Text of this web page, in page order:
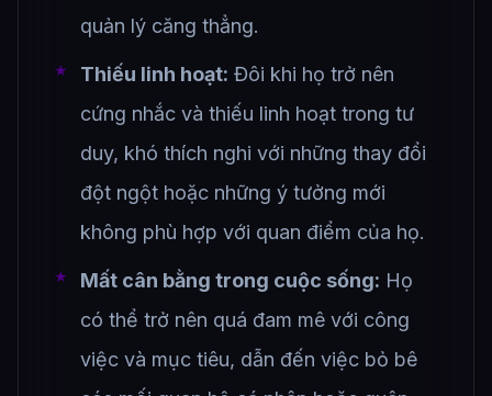
quản lý căng thẳng.
Thiếu linh hoạt: Đôi khi họ trở nên
cứng nhắc và thiếu linh hoạt trong tư
duy, khó thích nghi với những thay đổi
đột ngột hoặc những ý tưởng mới
không phù hợp với quan điểm của họ.
Mất cân bằng trong cuộc sống: Họ
có thể trở nên quá đam mê với công
việc và mục tiêu, dẫn đến việc bỏ bê